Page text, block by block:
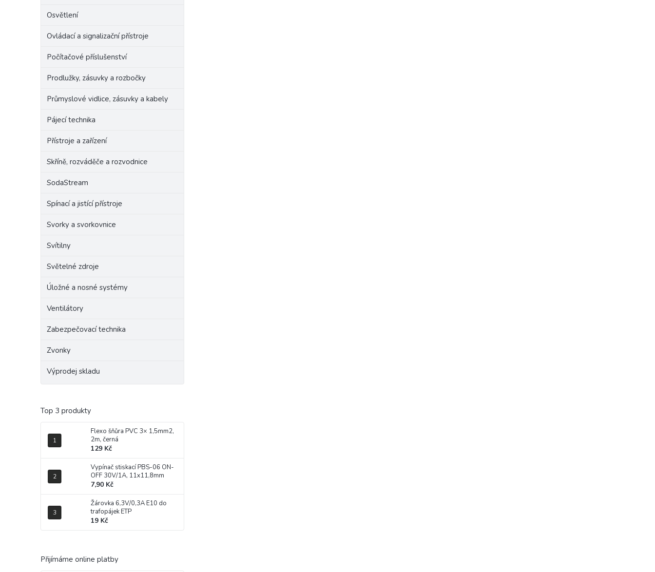
Osvětlení
Ovládací a signalizační přístroje
Počítačové příslušenství
Prodlužky, zásuvky a rozbočky
Průmyslové vidlice, zásuvky a kabely
Pájecí technika
Přístroje a zařízení
Skříně, rozváděče a rozvodnice
SodaStream
Spínací a jistící přístroje
Svorky a svorkovnice
Svítilny
Světelné zdroje
Úložné a nosné systémy
Ventilátory
Zabezpečovací technika
Zvonky
Výprodej skladu
Top 3 produkty
Flexo šňůra PVC 3× 1,5mm2,
2m, černá
129 Kč
Vypínač stiskací PBS-06 ON-
OFF 30V/1A, 11x11,8mm
7,90 Kč
Žárovka 6,3V/0,3A E10 do
trafopájek ETP
19 Kč
Přijímáme online platby